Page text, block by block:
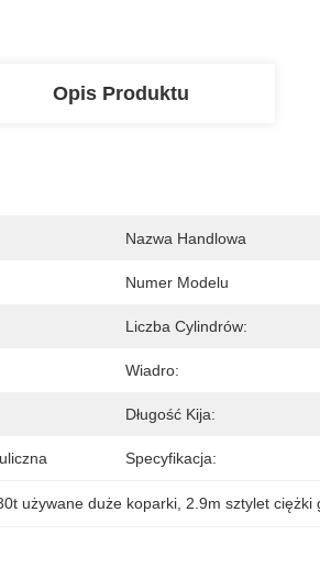
Opis Produktu
Nazwa Handlowa
Numer Modelu
Liczba Cylindrów:
Wiadro:
Długość Kija:
Specyfikacja:
używane duże koparki 2.9m sztylet ciężki